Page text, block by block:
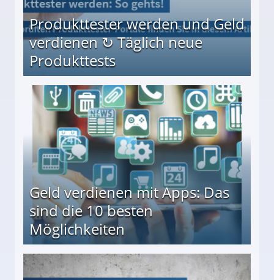
Produkttester werden und Geld
verdienen ↻ Täglich neue
Produkttests
↻ Täglich neue Produkttests
Geld verdienen mit Apps: Das
sind die 10 besten
Möglichkeiten
besten Möglichkeiten